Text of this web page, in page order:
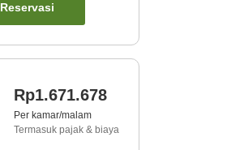
Reservasi
Rp1.671.678
Per kamar/malam
Termasuk pajak & biaya